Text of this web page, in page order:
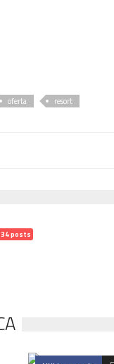
oferta resort
posts